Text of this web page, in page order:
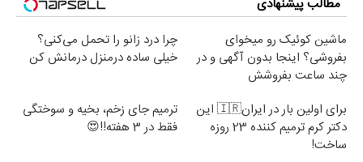
مطالب پیشنهادی
ماشین کوئیک رو میخوای
بفروشی؟ اینجا بدون آگهی و در
چند ساعت بفروشش
چرا درد زانو را تحمل می‌کنی؟
خیلی ساده درمنزل درمانش کن
برای اولین بار در ایران🇮🇷 این
دکتر کرم ترمیم کننده 23 روزه
ساخت!
ترمیم جای زخم، بخیه و سوختگی
فقط در 3 هفته!!😍